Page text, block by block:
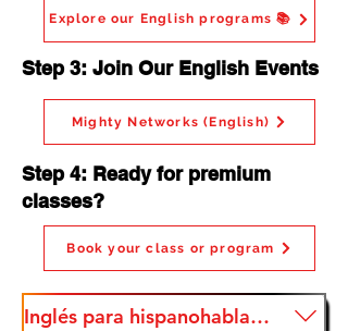
Explore our English programs 📚
Step 3: Join Our English Events
Mighty Networks (English)
Step 4: Ready for premium
classes?
Book your class or program
Inglés para hispanohablantes